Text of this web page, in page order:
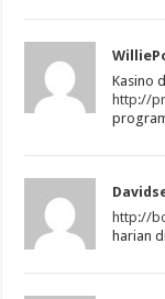
Kasino
http://
http://
harian